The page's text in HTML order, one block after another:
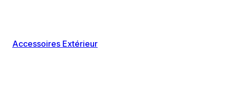
Accessoires Extérieur